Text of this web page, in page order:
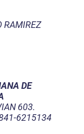
RAMIREZ
DE
603.
6215134